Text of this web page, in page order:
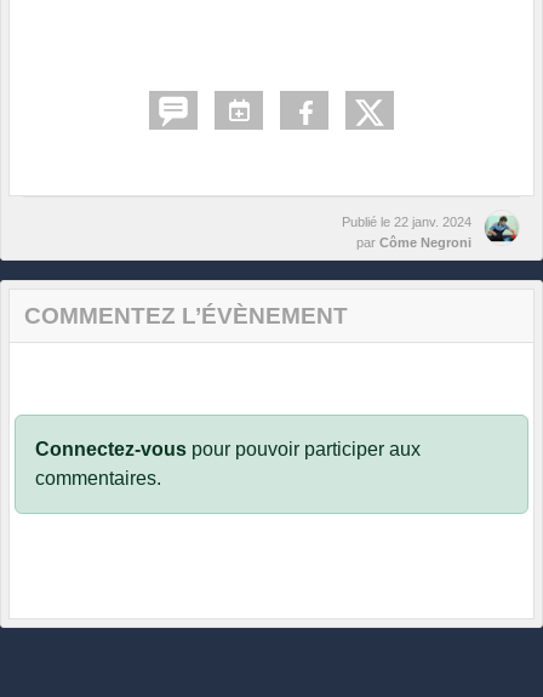
Publié le 22 janv. 2024
par Côme Negroni
COMMENTEZ L’ÉVÈNEMENT
Connectez-vous pour pouvoir participer aux
commentaires.